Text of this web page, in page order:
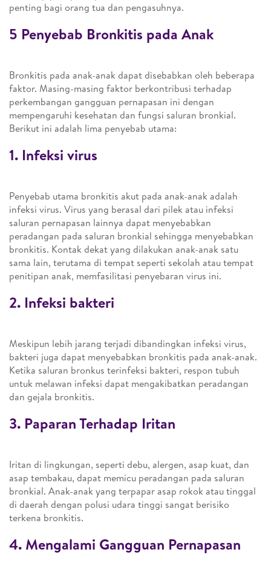
penting bagi orang tua dan pengasuhnya.
5 Penyebab Bronkitis pada Anak
Bronkitis pada anak-anak dapat disebabkan oleh beberapa
faktor. Masing-masing faktor berkontribusi terhadap
perkembangan gangguan pernapasan ini dengan
mempengaruhi kesehatan dan fungsi saluran bronkial.
Berikut ini adalah lima penyebab utama:
1. Infeksi virus
Penyebab utama bronkitis akut pada anak-anak adalah
infeksi virus. Virus yang berasal dari pilek atau infeksi
saluran pernapasan lainnya dapat menyebabkan
peradangan pada saluran bronkial sehingga menyebabkan
bronkitis. Kontak dekat yang dilakukan anak-anak satu
sama lain, terutama di tempat seperti sekolah atau tempat
penitipan anak, memfasilitasi penyebaran virus ini.
2. Infeksi bakteri
Meskipun lebih jarang terjadi dibandingkan infeksi virus,
bakteri juga dapat menyebabkan bronkitis pada anak-anak.
Ketika saluran bronkus terinfeksi bakteri, respon tubuh
untuk melawan infeksi dapat mengakibatkan peradangan
dan gejala bronkitis.
3. Paparan Terhadap Iritan
Iritan di lingkungan, seperti debu, alergen, asap kuat, dan
asap tembakau, dapat memicu peradangan pada saluran
bronkial. Anak-anak yang terpapar asap rokok atau tinggal
di daerah dengan polusi udara tinggi sangat berisiko
terkena bronkitis.
4. Mengalami Gangguan Pernapasan